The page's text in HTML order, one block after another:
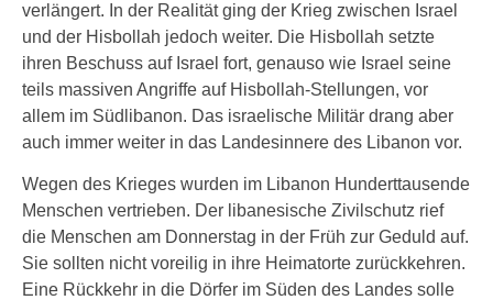
verlängert. In der Realität ging der Krieg zwischen Israel
und der Hisbollah jedoch weiter. Die Hisbollah setzte
ihren Beschuss auf Israel fort, genauso wie Israel seine
teils massiven Angriffe auf Hisbollah-Stellungen, vor
allem im Südlibanon. Das israelische Militär drang aber
auch immer weiter in das Landesinnere des Libanon vor.
Wegen des Krieges wurden im Libanon Hunderttausende
Menschen vertrieben. Der libanesische Zivilschutz rief
die Menschen am Donnerstag in der Früh zur Geduld auf.
Sie sollten nicht voreilig in ihre Heimatorte zurückkehren.
Eine Rückkehr in die Dörfer im Süden des Landes solle